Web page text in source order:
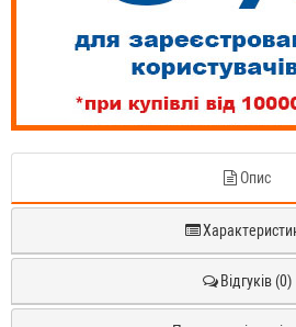
Опис
Відгуків (0)